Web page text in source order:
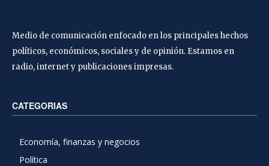
Medio de comunicación enfocado en los principales hechos
políticos, económicos, sociales y de opinión. Estamos en
radio, internet y publicaciones impresas.
CATEGORIAS
Economía, finanzas y negocios
Política